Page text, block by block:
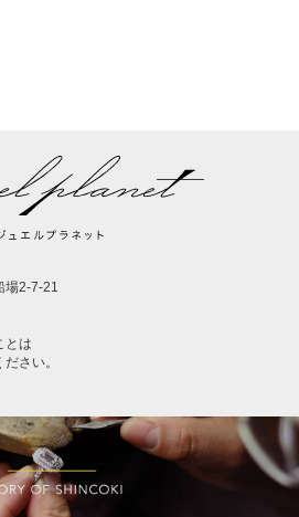
場2-7-21
とは
さい。